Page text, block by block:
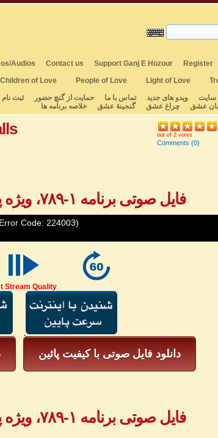
Audios Contact us Support Ganj E Hozour
Register
Children of Love
People of Love Light of Love
سایت ویدو های جدید تماس با ما حمایت از گنچ حضور
ثبت نام
عشق چراغ عشق گنجینهٔ عشق خلاصه برنامه ها
out of 2 votes
Comments (0)
فایل صوتی برنامه ۱-۷۸۹، ویژه پیام‌های تلفنی - بخش ۱
Code: 224003)
Stream Quality
دانلود فایل صوتی با کیفیت پائین
فایل صوتی برنامه ۱-۷۸۹، ویژه پیام‌های تلفنی - بخش ۲